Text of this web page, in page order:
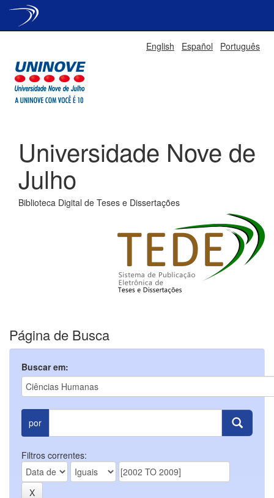
English Español Português
Universidade Nove de
Julho
Biblioteca Digital de Teses e Dissertações
Página de Busca
Buscar em:
por
Filtros correntes: